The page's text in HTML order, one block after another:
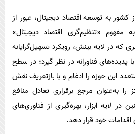
کشور به توسعه اقتصاد دیجیتال، عبور از
مفهوم «تنظیم‌گری اقتصاد دیجیتال»
که در لایه بینش، رویکرد تسهیل‌گرایانه
پدیده‌های فناورانه در نظر گیرد؛ در سطح
این حوزه را ادغام و با بازتعریف نقش
را ‌به‌عنوان مرجع برقراری تعادل منافع
در لایه ابزار، بهره‌گیری از فناوری‌های
خود قرار دهد.